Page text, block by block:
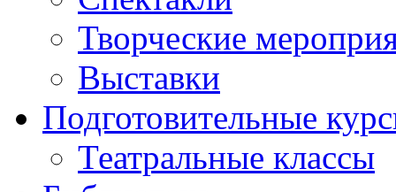
Творческие
Выставки
Подготовительные
Театральные классы